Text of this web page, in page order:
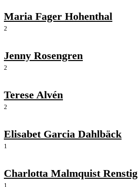
Maria Fager Hohenthal
2
Jenny Rosengren
2
Terese Alvén
2
Elisabet Garcia Dahlbäck
1
Charlotta Malmquist Renstig
1